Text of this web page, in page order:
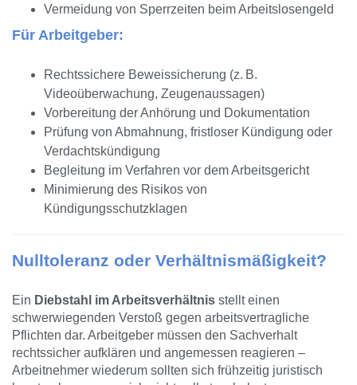
Vermeidung von Sperrzeiten beim Arbeitslosengeld
Für Arbeitgeber:
Rechtssichere Beweissicherung (z. B.
Videoüberwachung, Zeugenaussagen)
Vorbereitung der Anhörung und Dokumentation
Prüfung von Abmahnung, fristloser Kündigung oder
Verdachtskündigung
Begleitung im Verfahren vor dem Arbeitsgericht
Minimierung des Risikos von
Kündigungsschutzklagen
Nulltoleranz oder Verhältnismäßigkeit?
Ein Diebstahl im Arbeitsverhältnis stellt einen
schwerwiegenden Verstoß gegen arbeitsvertragliche
Pflichten dar. Arbeitgeber müssen den Sachverhalt
rechtssicher aufklären und angemessen reagieren –
Arbeitnehmer wiederum sollten sich frühzeitig juristisch